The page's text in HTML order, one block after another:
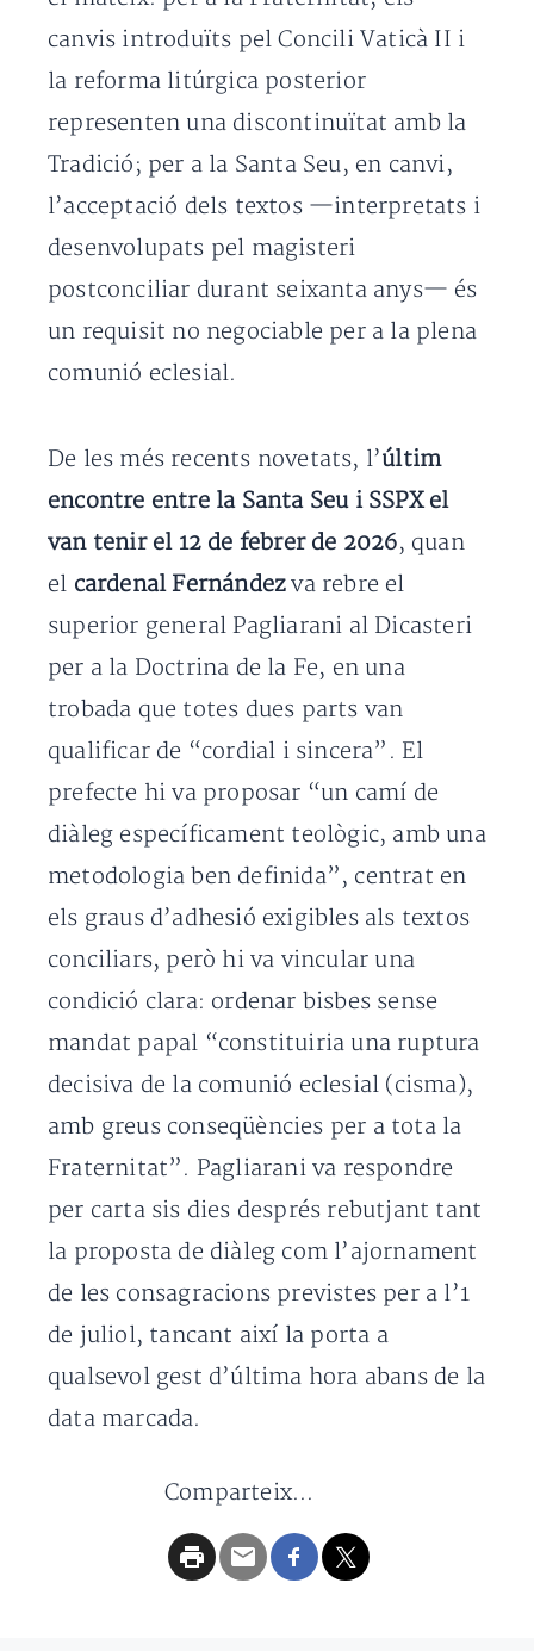
canvis introduïts pel Concili Vaticà II i
la reforma litúrgica posterior
representen una discontinuïtat amb la
Tradició; per a la Santa Seu, en canvi,
l’acceptació dels textos —interpretats i
desenvolupats pel magisteri
postconciliar durant seixanta anys— és
un requisit no negociable per a la plena
comunió eclesial.
De les més recents novetats, l’últim
encontre entre la Santa Seu i SSPX el
van tenir el 12 de febrer de 2026, quan
el cardenal Fernándezva rebre el
superior general Pagliarani al Dicasteri
per a la Doctrina de la Fe, en una
trobada que totes dues parts van
qualificar de “cordial i sincera”. El
prefecte hi va proposar “un camí de
diàleg específicament teològic, amb una
metodologia ben definida”, centrat en
els graus d’adhesió exigibles als textos
conciliars, però hi va vincular una
condició clara: ordenar bisbes sense
mandat papal “constituiria una ruptura
decisiva de la comunió eclesial (cisma),
amb greus conseqüències per a tota la
Fraternitat”. Pagliarani va respondre
per carta sis dies després rebutjant tant
la proposta de diàleg com l’ajornament
de les consagracions previstes per a l’1
de juliol, tancant així la porta a
qualsevol gest d’última hora abans de la
data marcada.
Comparteix...